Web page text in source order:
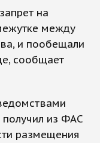
на
между
и пообещали
сообщает
получил из ФАС
размещения